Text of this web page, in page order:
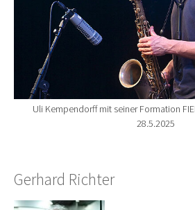
Uli Kempendorff mit seiner Formation
28.5.2025
Gerhard Richter